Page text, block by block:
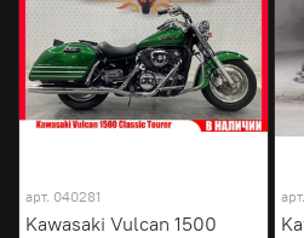
арт. 040281
Kawasaki Vulcan 1500
арт.